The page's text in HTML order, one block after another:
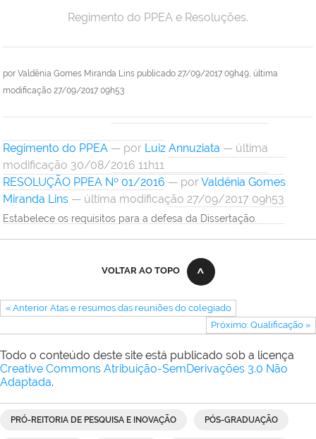
por Valdênia Gomes Miranda Lins publicado 27/09/2017 09h49, última
modificação 27/09/2017 09h53
Regimento do PPEA e Resoluções.
Regimento do PPEA — por Luiz Annuziata — última
modificação 30/08/2016 11h11
RESOLUÇÃO PPEA Nº 01/2016 — porValdênia Gomes
Miranda Lins — última modificação 27/09/2017 09h53
Estabelece os requisitos para a defesa da Dissertação.
VOLTAR AO TOPO
« Anterior Atas e resumos das reuniões do colegiado
Próximo: Qualificação »
Todo o conteúdo deste site está publicado sob a licença
Creative Commons Atribuição-SemDerivações 3.0 Não
Adaptada.
PRÓ-REITORIA DE PESQUISA E INOVAÇÃO PÓS-GRADUAÇÃO